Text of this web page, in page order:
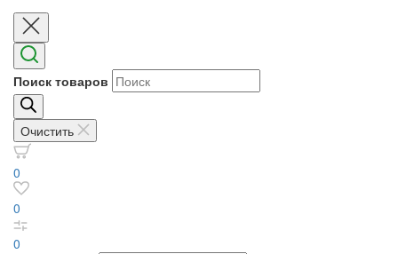
Поиск товаров
Очистить
0
0
0